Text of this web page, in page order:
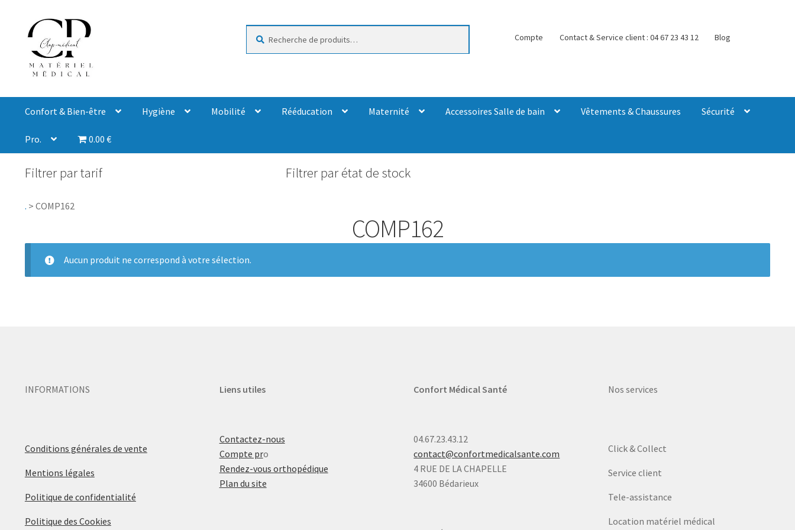
Compte Contact & Service client : 04 67 23 43 12 Blog
Confort & Bien-être Hygiène Mobilité Rééducation Maternité Accessoires Salle de bain Vêtements & Chaussures Sécurité
Pro. 0.00 €
Filtrer par tarif Filtrer par état de stock
. > COMP162
COMP162
Aucun produit ne correspond à votre sélection.
INFORMATIONS
Conditions générales de vente
Mentions légales
Politique de confidentialité
Politique des Cookies
Liens utiles
Contactez-nous
Compte pro
Rendez-vous orthopédique
Plan du site
Confort Médical Santé
04.67.23.43.12
contact@confortmedicalsante.com
4 RUE DE LA CHAPELLE
34600 Bédarieux
Nos services
Click & Collect
Service client
Tele-assistance
Location matériel médical